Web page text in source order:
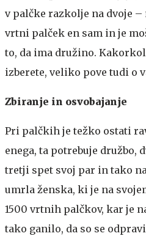
v palčke razkolje na dvoje
vrtni palček en sam in je
to, da ima družino.
izberete, veliko pove tudi o
Zbiranje in osvobajanje
Pri palčkih je težko ostati
enega, ta potrebuje družbo,
tretji spet svoj par in tako
umrla ženska, ki je na
1500 vrtnih palčkov, kar je
tako ganilo, da so se